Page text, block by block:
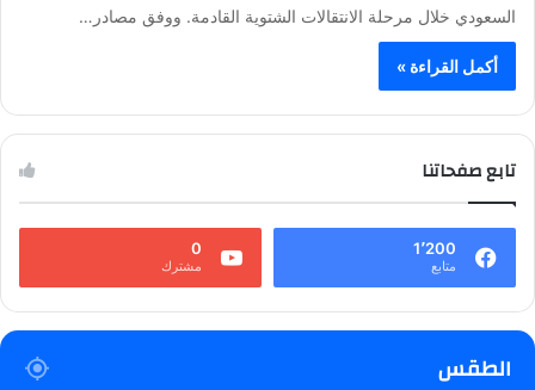
السعودي خلال مرحلة الانتقالات الشتوية القادمة. ووفق مصادر…
أكمل القراءة »
تابع صفحاتنا
1٬200
متابع
0
مشترك
الطقس